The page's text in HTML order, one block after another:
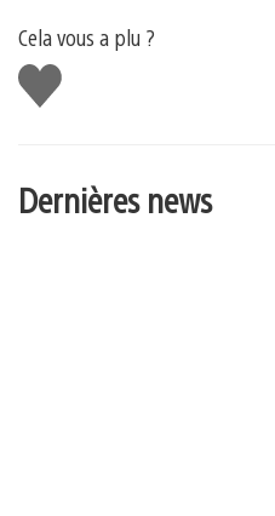
Cela vous a plu ?
J'aime
Dernières news